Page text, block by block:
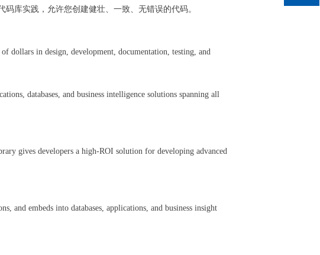
库实践，允许您创建健壮、一致、无错误的代码。
dollars in design, development, documentation, testing, and
databases, and business intelligence solutions spanning all
gives developers a high-ROI solution for developing advanced
and embeds into databases, applications, and business insight